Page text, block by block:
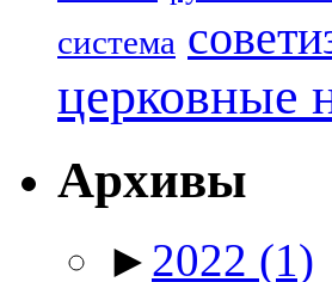
система
церковные
Архивы
► 2022 (1)